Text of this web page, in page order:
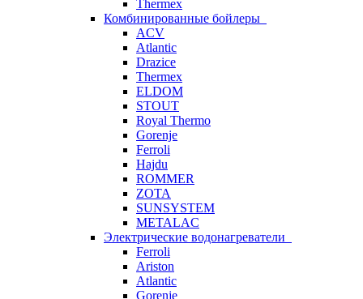
Thermex
Комбинированные бойлеры
ACV
Atlantic
Drazice
Thermex
ELDOM
STOUT
Royal Thermo
Gorenje
Ferroli
Hajdu
ROMMER
ZOTA
SUNSYSTEM
METALAC
Электрические водонагреватели
Ferroli
Ariston
Atlantic
Gorenje